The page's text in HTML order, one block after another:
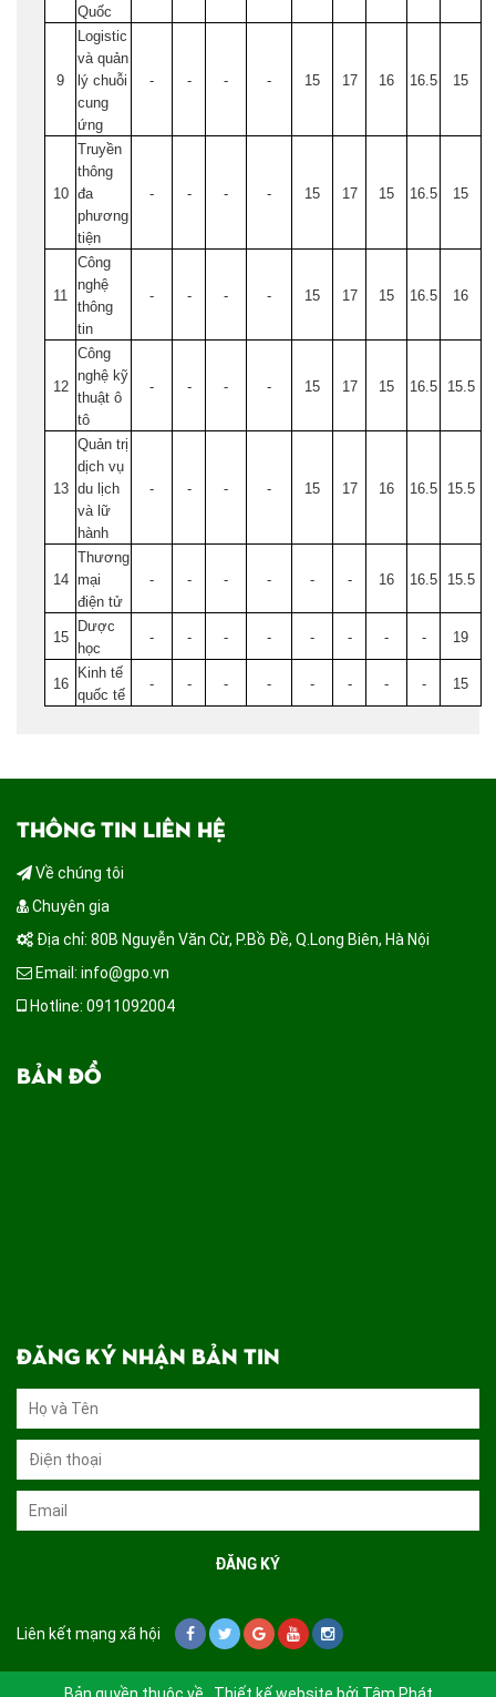
Quốc
9
Logistic
và quản
lý chuỗi
cung
ứng
- - - - 15 17 16 16.5 15
10
Truyền
thông
đa
phương
tiện
- - - - 15 17 15 16.5 15
11
Công
nghệ
thông
tin
- - - - 15 17 15 16.5 16
12
Công
nghệ kỹ
thuật ô
tô
- - - - 15 17 15 16.5 15.5
13
Quản trị
dịch vụ
du lịch
và lữ
hành
- - - - 15 17 16 16.5 15.5
14
Thương
mại
điện tử
- - - - - - 16 16.5 15.5
15
Dược
học
- - - - - - - - 19
16
Kinh tế
quốc tế
- - - - - - - - 15
THÔNG TIN LIÊN HỆ
Về chúng tôi
Chuyên gia
Địa chỉ: 80B Nguyễn Văn Cừ, P.Bồ Đề, Q.Long Biên, Hà Nội
Email: info@gpo.vn
Hotline: 0911092004
BẢN ĐỒ
ĐĂNG KÝ NHẬN BẢN TIN
Liên kết mạng xã hội